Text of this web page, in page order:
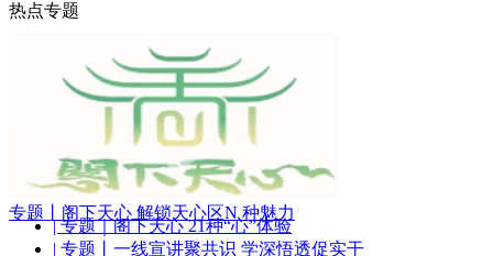
热点专题
专题丨阁下天心 解锁天心区N 种魅力
| 专题｜阁下天心 21种“心”体验
| 专题丨一线宣讲聚共识 学深悟透促实干